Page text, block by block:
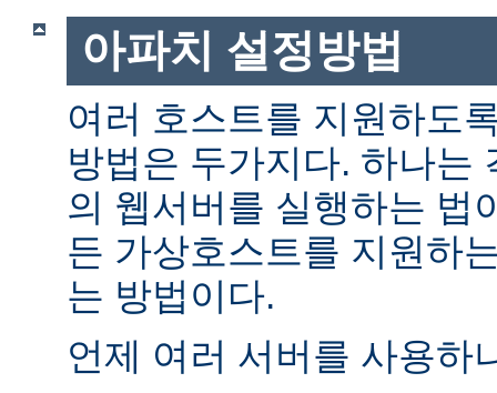
아파치 설정방법
여러 호스트를 지원하도
방법은 두가지다. 하나는
의 웹서버를 실행하는 법
든 가상호스트를 지원하
는 방법이다.
언제 여러 서버를 사용하